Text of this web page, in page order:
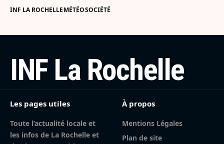
INF LA ROCHELLEMÉTÉOSOCIÉTÉ
INF La Rochelle
Les pages utiles
Toute l’actualité locale et
les infos de La Rochelle et
À propos
Mentions Légales
Plan de site